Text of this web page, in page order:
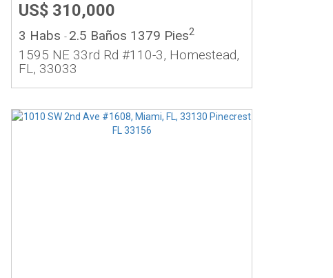
US$ 310,000
3 Habs - 2.5 Baños 1379 Pies2
1595 NE 33rd Rd #110-3, Homestead,
FL, 33033